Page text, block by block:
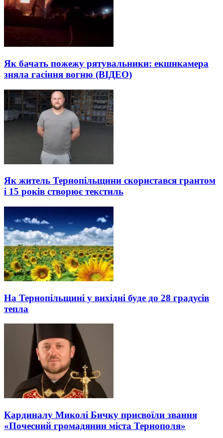
Як бачать пожежу рятувальники: екшнкамера
зняла гасіння вогню (ВІДЕО)
Як житель Тернопільщини скористався грантом
і 15 років створює текстиль
На Тернопільщині у вихідні буде до 28 градусів
тепла
Кардиналу Миколі Бичку присвоїли звання
«Почесний громадянин міста Тернополя»